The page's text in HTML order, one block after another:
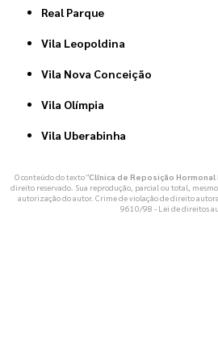
Real Parque
Vila Leopoldina
Vila Nova Conceição
Vila Olímpia
Vila Uberabinha
O conteúdo do texto "Clínica de Reposição
direito reservado. Sua reprodução, parcial ou total,
autorização do autor. Crime de violação de direito
9610/98 - Lei de direitos